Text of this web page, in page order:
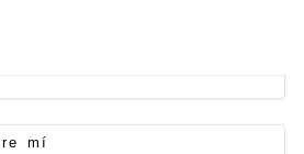
mí